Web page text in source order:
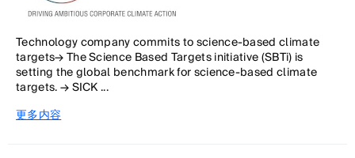
Technology company commits to science-based climate
targets→ The Science Based Targets initiative (SBTi) is
setting the global benchmark for science-based climate
targets. → SICK ...
更多内容